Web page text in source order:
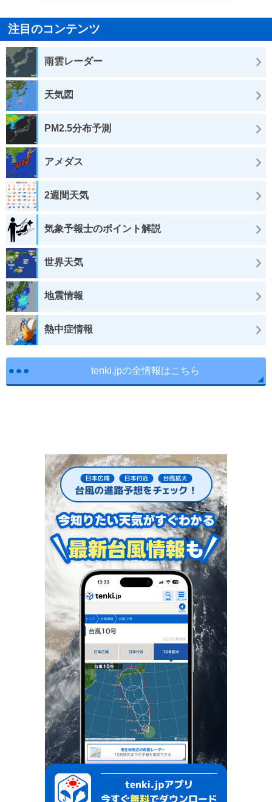
注目のコンテンツ
雨雲レーダー
天気図
PM2.5分布予測
アメダス
2週間天気
気象予報士のポイント解説
世界天気
地震情報
熱中症情報
tenki.jpの全情報はこちら